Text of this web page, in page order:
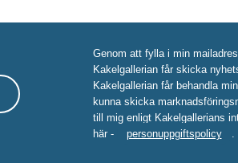
Genom att fylla i min
Kakelgallerian får skicka
Kakelgallerian får behandla
kunna skicka
till mig enligt Kakelgallerians
här -
personuppgiftspolicy .